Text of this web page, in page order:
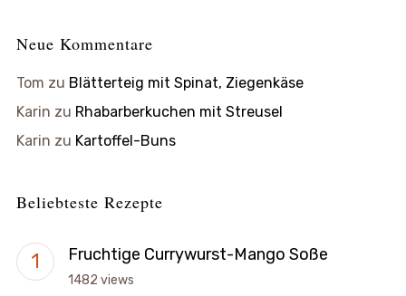
Neue Kommentare
Tom zu Blätterteig mit Spinat, Ziegenkäse
Karin zu Rhabarberkuchen mit Streusel
Karin zu Kartoffel-Buns
Beliebteste Rezepte
Fruchtige Currywurst-Mango Soße
1482 views